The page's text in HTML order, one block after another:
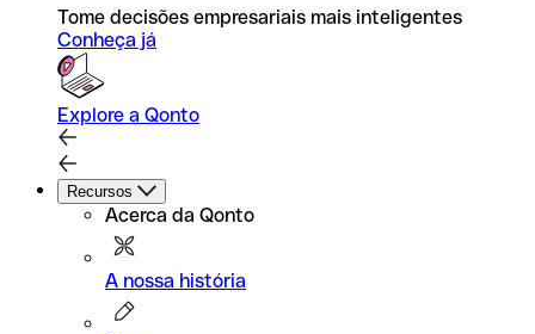
Tome decisões empresariais mais inteligentes
Conheça já
Explore a Qonto
Recursos
Acerca da Qonto
A nossa história